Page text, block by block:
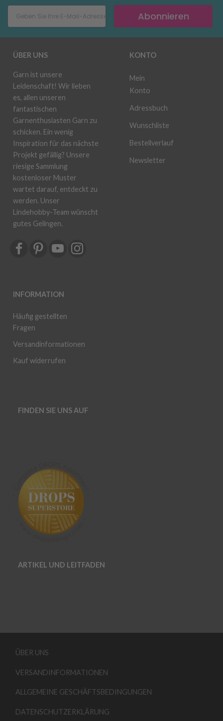
Abonnieren
ÜBER UNS
Garn ist unsere
Leidenschaft! Wir lieben
es, allen unseren
fantastischen
Garnenthusiasten Garn zu
schicken. Ein wenig
Inspiration für das nächste
Projekt gefällig? Unsere
riesige Sammlung
kostenloser Muster
wartet darauf, entdeckt zu
werden. Unser
Lindehobby-Team wünscht
gutes Gelingen.
INFORMATION
Häufig gestellten
Fragen
Versandinformationen
Kauf widerrufen
KONTO
Mein
Konto
Adressbuch
Wunschliste
Bestellverlauf
Newsletter
FINDEN SIE UNS AUF
ARTIKEL UND LEITFADEN
ÜBER UNS
VERSANDINFORMATIONEN
ALLGEMEINE GESCHÄFTSBEDINGUNGEN
DATENSCHUTZERKLÄRUNG